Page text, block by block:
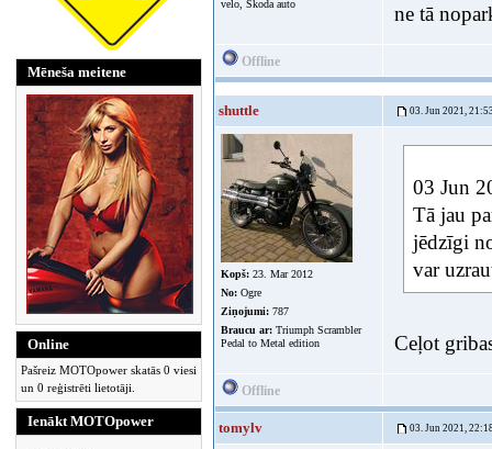
Mēneša meitene
Online
Pašreiz MOTOpower skatās 0 viesi
un 0 reģistrēti lietotāji.
Ienākt MOTOpower
velo, Škoda auto
ne tā
Offline
shuttle 03. Jun 2021,
Kopš: 23. Mar 2012
No: Ogre
Ziņojumi: 787
Braucu ar: Triumph Scrambler
Pedal to Metal edition
03 Jun
Tā jau
jēdzīgi
var
Ceļot
Offline
tomylv 03. Jun 2021,